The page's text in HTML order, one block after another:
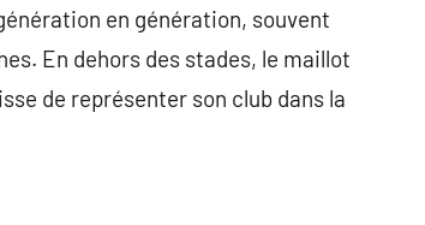
en génération, souvent
En dehors des stades, le maillot
de représenter son club dans la